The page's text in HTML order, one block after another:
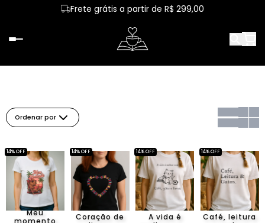
Frete grátis a partir de R$ 299,00
Ordenar por
Meu
momento
14% OFF
Coração de
14% OFF
A vida é
14% OFF
Café, leitura
14% OFF